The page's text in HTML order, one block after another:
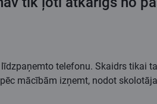
telefonu. Skaidrs tikai
mācībām izņemt, nodot